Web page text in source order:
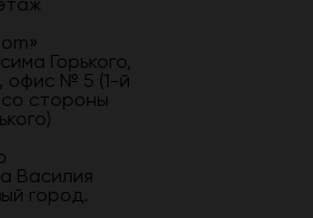
Горького,
офис № 5 (1-й
стороны
Василия
город.